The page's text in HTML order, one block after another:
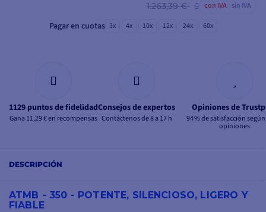
1.263,39 €
con IVA sin IVA
Pagar en cuotas 3x 4x 10x 12x 24x 60x
1129 puntos de fidelidad
Gana 11,29 € en recompensas
Consejos de expertos
Contáctenos de 8 a 17 h
Opiniones de
94 % de satisfacción
opiniones
DESCRIPCIÓN
ATMB - 350 - POTENTE, SILENCIOSO, LIGERO Y
FIABLE